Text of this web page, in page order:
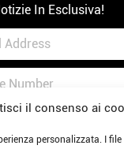
In Esclusiva!
il consenso ai
personalizzata. I